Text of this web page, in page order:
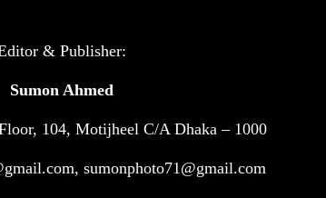
& Publisher:
Sumon Ahmed
104, Motijheel C/A Dhaka – 1000
sumonphoto71@gmail.com